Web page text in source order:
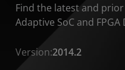
Find the latest and
Adaptive SoC and
Version:2014.2